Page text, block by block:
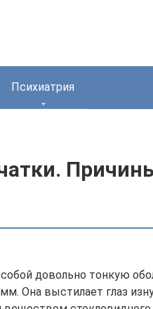
Психиатрия
довольно тонкую
Она выстилает глаз